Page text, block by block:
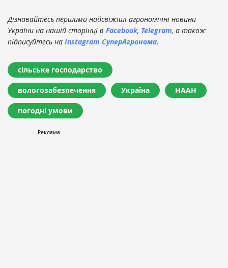
Дізнавайтесь першими найсвіжіші агрономічні новини
України на нашій сторінці в Facebook, Telegram, а також
підписуйтесь на Instagram СуперАгронома.
сільське господарство
вологозабезпечення Україна НААН
погодні умови